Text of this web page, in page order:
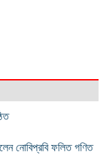
নোবিপ্রবি ফলিত গণিত